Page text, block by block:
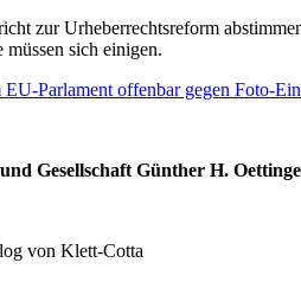
zur Urheberrechtsreform
sich einigen.
Parlament offenbar gegen Foto-
Gesellschaft Günther H.
von Klett-Cotta